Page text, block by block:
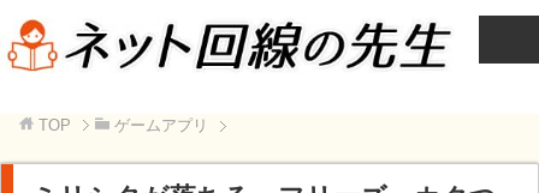
TOP ゲームアプリ